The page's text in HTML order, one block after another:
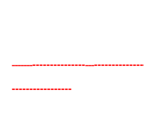
-------------------------
-----------------